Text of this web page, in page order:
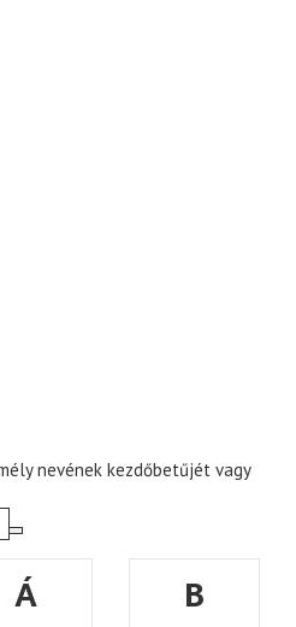
nevének kezdőbetűjét vagy
Á B